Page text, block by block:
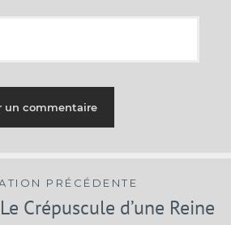
PRÉCÉDENTE
Crépuscule d’une Reine